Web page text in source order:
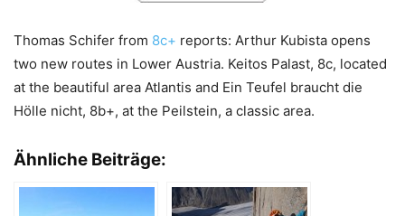
Thomas Schifer from 8c+ reports: Arthur Kubista opens
two new routes in Lower Austria. Keitos Palast, 8c, located
at the beautiful area Atlantis and Ein Teufel braucht die
Hölle nicht, 8b+, at the Peilstein, a classic area.
Ähnliche Beiträge: